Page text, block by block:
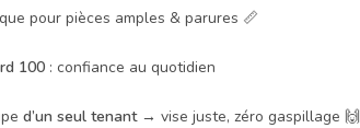
pour pièces amples & parures 📏
100 : confiance au quotidien
d’un seul tenant→ vise juste, zéro gaspillage 🙌